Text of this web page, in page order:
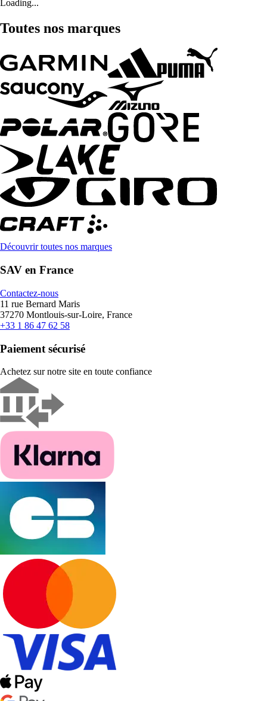
Loading...
Toutes nos marques
Découvrir toutes nos marques
SAV en France
Contactez-nous
11 rue Bernard Maris
37270 Montlouis-sur-Loire, France
+33 1 86 47 62 58
Paiement sécurisé
Achetez sur notre site en toute confiance